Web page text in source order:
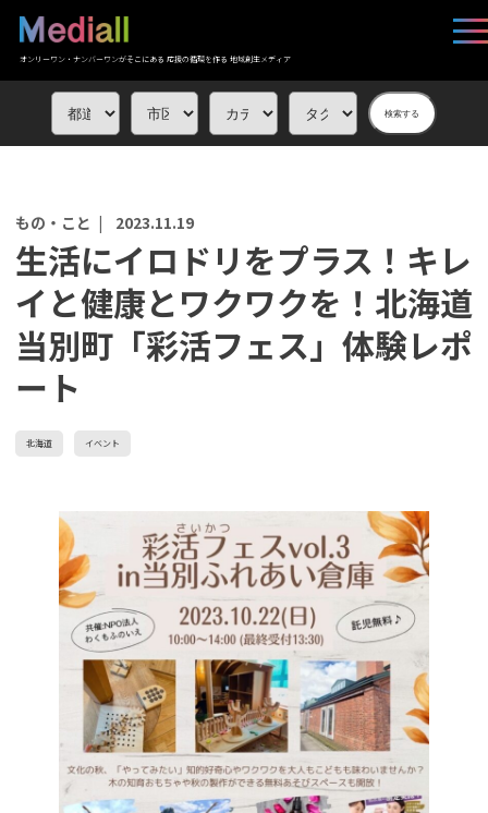
オンリーワン・ナンバーワンがそこにある 応援の循環を作る 地域創生メディア
検索する
もの・こと | 2023.11.19
生活にイロドリをプラス！キレ
イと健康とワクワクを！北海道
当別町「彩活フェス」体験レポ
ート
北海道 イベント